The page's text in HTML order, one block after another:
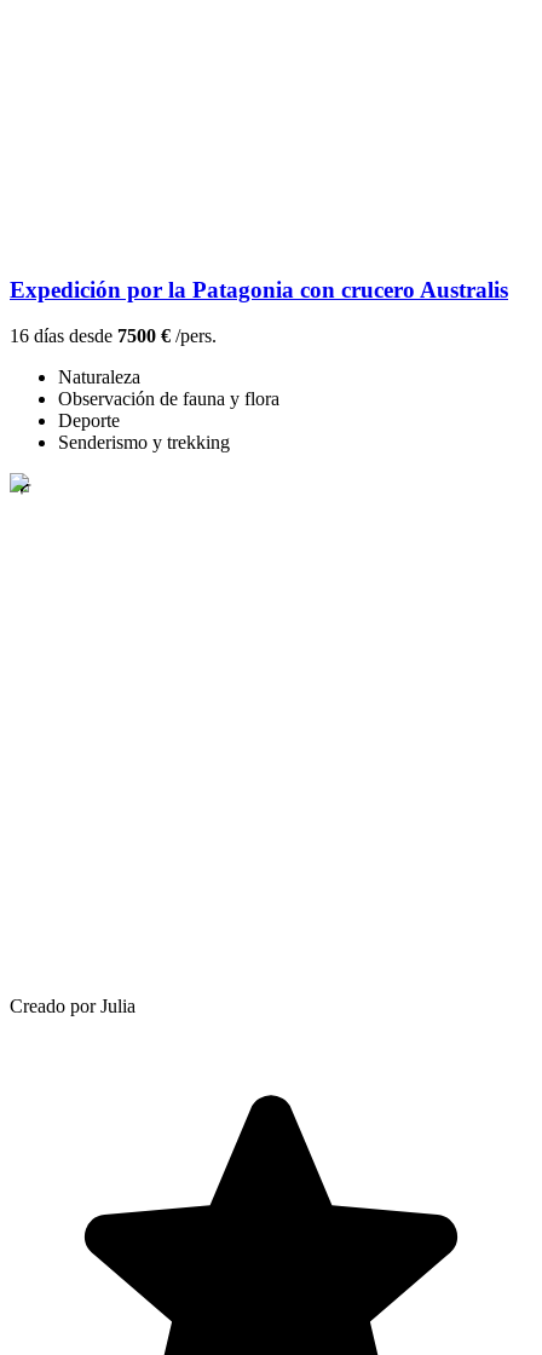
Expedición por la Patagonia con crucero Australis
16 días desde 7500 € /pers.
Naturaleza
Observación de fauna y flora
Deporte
Senderismo y trekking
Creado por Julia